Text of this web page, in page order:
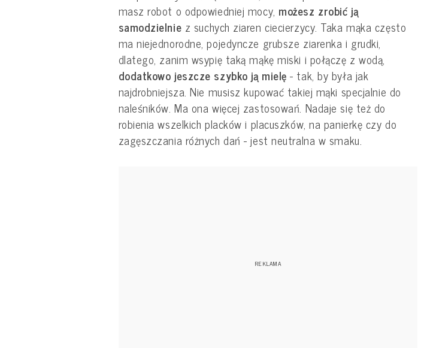
masz robot o odpowiedniej mocy, możesz zrobić ją
samodzielnie z suchych ziaren ciecierzycy. Taka mąka często
ma niejednorodne, pojedyncze grubsze ziarenka i grudki,
dlatego, zanim wsypię taką mąkę miski i połączę z wodą,
dodatkowo jeszcze szybko ją mielę - tak, by była jak
najdrobniejsza. Nie musisz kupować takiej mąki specjalnie do
naleśników. Ma ona więcej zastosowań. Nadaje się też do
robienia wszelkich placków i placuszków, na panierkę czy do
zagęszczania różnych dań - jest neutralna w smaku.